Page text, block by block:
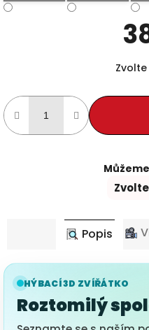
Popis
HÝBACÍ 3D ZVÍŘÁTKO
Roztomilý